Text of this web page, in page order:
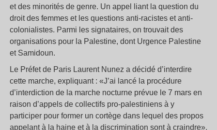
et des minorités de genre. Un appel liant la question du
droit des femmes et les questions anti-racistes et anti-
colonialistes. Parmi les signataires, on trouvait des
organisations pour la Palestine, dont Urgence Palestine
et Samidoun.
Le Préfet de Paris Laurent Nunez a décidé d’interdire
cette marche, expliquant : «J’ai lancé la procédure
d’interdiction de la marche nocturne prévue le 7 mars en
raison d’appels de collectifs pro-palestiniens à y
participer pour former un cortège dans lequel des propos
appelant à la haine et à la discrimination sont à craindre».